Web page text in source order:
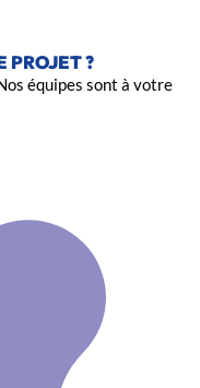
PROJET ?
équipes sont à votre